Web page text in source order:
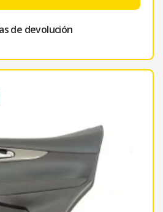
de devolución